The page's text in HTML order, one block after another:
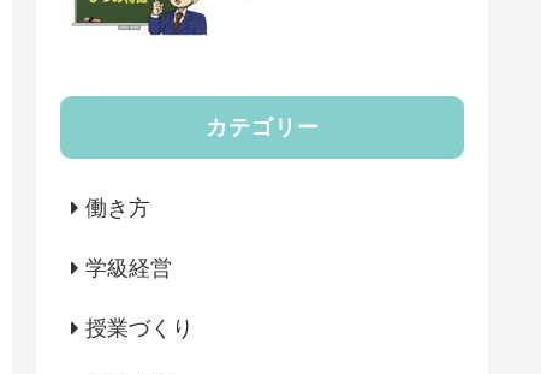
カテゴリー
働き方
学級経営
授業づくり